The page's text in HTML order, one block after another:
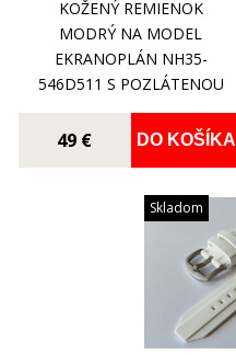
KOŽENÝ REMIENOK
MODRÝ NA MODEL
EKRANOPLÁN NH35-
546D511 S POZLÁTENOU
PRACKOU
49 € DO KOŠÍKA
Skladom